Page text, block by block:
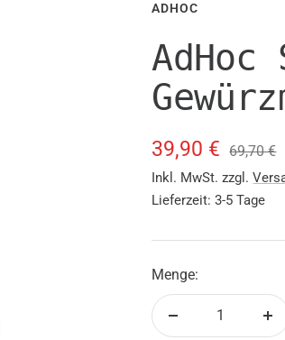
ADHOC
AdHoc
Angebotspreis
39,90 € Regulärer
Preis
69,70 €
Inkl. MwSt. zzgl.
Lieferzeit: 3-5 Tage
Menge: